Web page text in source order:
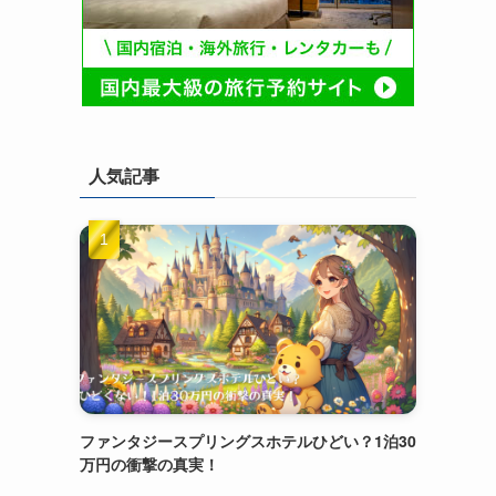
人気記事
ファンタジースプリングスホテルひどい？1泊30
万円の衝撃の真実！